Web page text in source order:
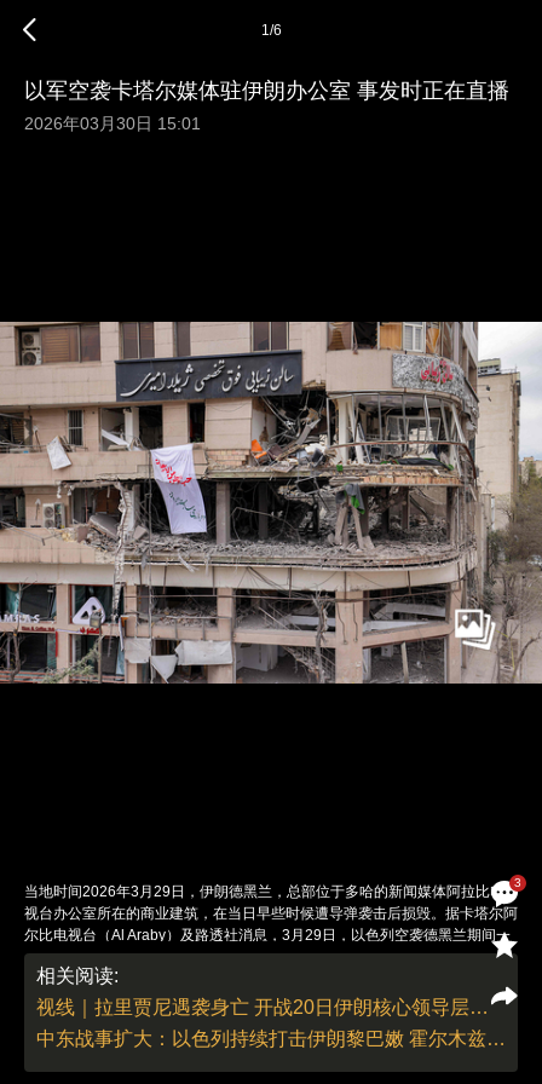
3
1/6
以军空袭卡塔尔媒体驻伊朗办公室 事发时正在直播
2026年03月30日 15:01
当地时间2026年3月29日，伊朗德黑兰，总部位于多哈的新闻媒体阿拉比电
视台办公室所在的商业建筑，在当日早些时候遭导弹袭击后损毁。据卡塔尔阿
尔比电视台（Al Araby）及路透社消息，3月29日，以色列空袭德黑兰期间一
枚导弹击中阿尔比电视台驻德黑兰办公室所在建筑，造成设备严重损毁，导致
直播一度中断，目前未有人员死亡报告。该台驻德黑兰负责人称，空袭发生在
直播期间，他和同事均安全，但大楼有倒塌风险。遭袭区域为商业和住宅区，
楼内有咖啡馆、理发店、牙科诊所等民用设施。阿拉比电视台谴责以军行动针
对民用设施并危及新闻工作者生命安全，违反国际法。这是近期中东战事中，
第二次发生新闻机构遭袭事件。图：视觉中国
相关阅读:
视线｜拉里贾尼遇袭身亡 开战20日伊朗核心领导层已折损9人
中东战事扩大：以色列持续打击伊朗黎巴嫩 霍尔木兹海峡关闭